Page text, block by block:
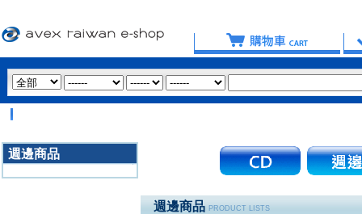
週邊商品
週邊商品 PRODUCT LISTS